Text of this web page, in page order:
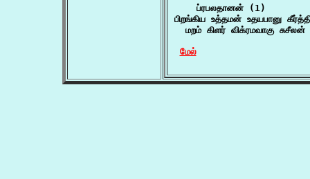
    ப்ரபலதானன் (1)
பிறங்கிய உத்தமன் உதயபானு
மறம் கிளர் விக்ரமவாகு
மேல்